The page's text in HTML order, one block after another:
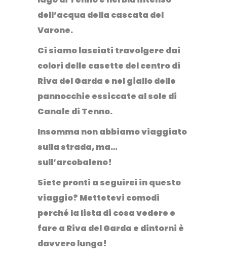
dell’acqua della cascata del
Varone.⁣⁣
Ci siamo lasciati travolgere dai
colori delle casette delcentro di
Riva del Garda e nel giallo delle
pannocchie essiccate al sole di
Canale di Tenno.
Insomma non abbiamo viaggiato
sulla strada, ma…
sull’arcobaleno!
Siete pronti a seguirci in questo
viaggio? Mettetevi comodi
perché la lista di cosa vedere e
fare a Riva del Garda e dintorni è
davvero lunga!